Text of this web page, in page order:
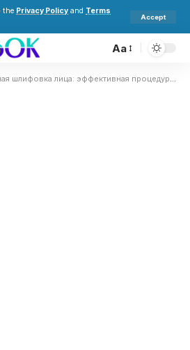
the Privacy Policy and Terms
Accept
Aa
лица: эффективная процедура для обновления кожи